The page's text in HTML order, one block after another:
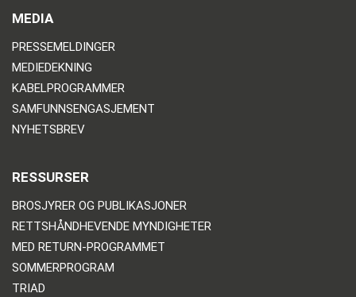
MEDIA
PRESSEMELDINGER
MEDIEDEKNING
KABELPROGRAMMER
SAMFUNNSENGASJEMENT
NYHETSBREV
RESSURSER
BROSJYRER OG PUBLIKASJONER
RETTSHÅNDHEVENDE MYNDIGHETER
MED RETURN-PROGRAMMET
SOMMERPROGRAM
TRIAD